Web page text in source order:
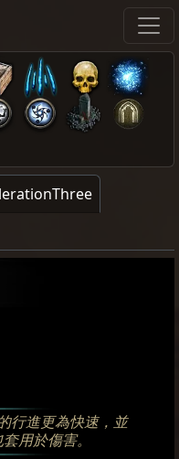
行進更為快速，並
用於傷害。